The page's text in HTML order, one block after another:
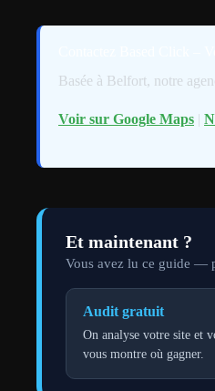
Basée à Belfort, notre
Voir sur Google Maps |
Et maintenant ?
Vous avez lu ce guide —
Audit gratuit
On analyse votre site et
vous montre où gagner.